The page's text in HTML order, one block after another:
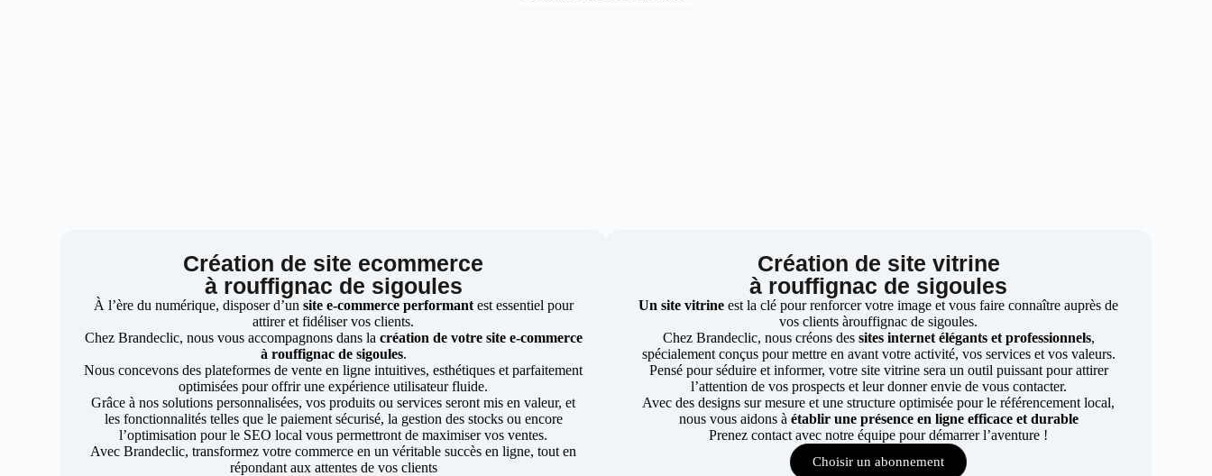
Création de site ecommerce
à rouffignac de sigoules
À l’ère du numérique, disposer d’un site e-commerce performant est essentiel pour
attirer et fidéliser vos clients.
Chez Brandeclic, nous vous accompagnons dans la création de votre site e-commerce
à rouffignac de sigoules.
Nous concevons des plateformes de vente en ligne intuitives, esthétiques et parfaitement
optimisées pour offrir une expérience utilisateur fluide.
Grâce à nos solutions personnalisées, vos produits ou services seront mis en valeur, et
les fonctionnalités telles que le paiement sécurisé, la gestion des stocks ou encore
l’optimisation pour le SEO local vous permettront de maximiser vos ventes.
Avec Brandeclic, transformez votre commerce en un véritable succès en ligne, tout en
répondant aux attentes de vos clients
Création de site vitrine
à rouffignac de sigoules
Un site vitrine est la clé pour renforcer votre image et vous faire connaître auprès de
vos clients àrouffignac de sigoules.
Chez Brandeclic, nous créons dessites internet élégants et professionnels,
spécialement conçus pour mettre en avant votre activité, vos services et vos valeurs.
Pensé pour séduire et informer, votre site vitrine sera un outil puissant pour attirer
l’attention de vos prospects et leur donner envie de vous contacter.
Avec des designs sur mesure et une structure optimisée pour le référencement local,
nous vous aidons à établir une présence en ligne efficace et durable
Prenez contact avec notre équipe pour démarrer l’aventure !
Choisir un abonnement